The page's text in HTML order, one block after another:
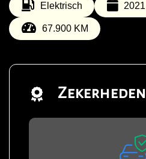
Elektrisch 2021
67.900 KM
Zekerheden